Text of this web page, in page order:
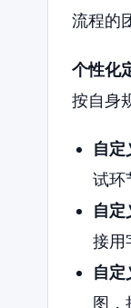
流程的
个性化
按自身
自定
试环
自定
接用
自定
图，